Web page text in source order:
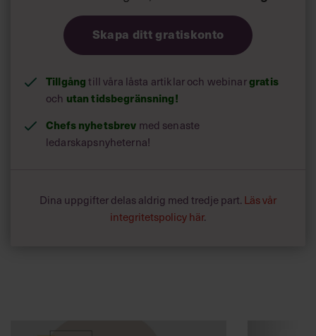
Skapa ditt gratiskonto
Tillgångtill våra låsta artiklar och webinargratis
och utan tidsbegränsning!
Chefs nyhetsbrev med senaste
ledarskapsnyheterna!
Dina uppgifter delas aldrig med tredje part. Läs vår
integritetspolicy här.